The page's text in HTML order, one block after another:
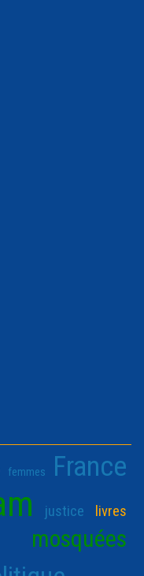
femmes France
justice livres
mosquées